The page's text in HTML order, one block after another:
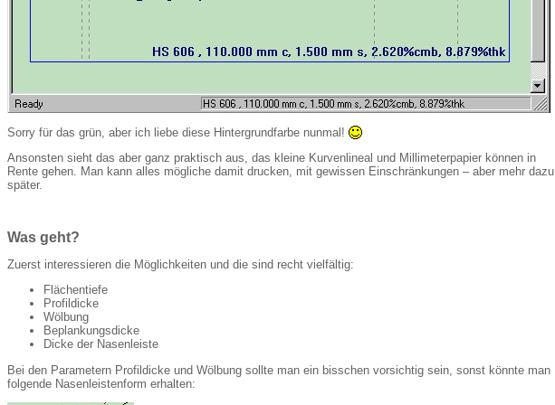
Sorry für das grün, aber ich liebe diese Hintergrundfarbe nunmal!
Ansonsten sieht das aber ganz praktisch aus, das kleine Kurvenlineal und Millimeterpapier können in
Rente gehen. Man kann alles mögliche damit drucken, mit gewissen Einschränkungen – aber mehr dazu
später.
Was geht?
Zuerst interessieren die Möglichkeiten und die sind recht vielfältig:
Flächentiefe
Profildicke
Wölbung
Beplankungsdicke
Dicke der Nasenleiste
Bei den Parametern Profildicke und Wölbung sollte man ein bisschen vorsichtig sein, sonst könnte man
folgende Nasenleistenform erhalten: